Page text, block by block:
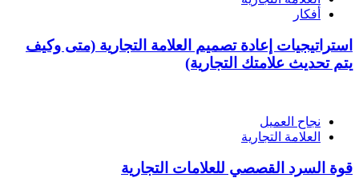
أفكار
استراتيجيات إعادة تصميم العلامة التجارية (متى وكيف
يتم تحديث علامتك التجارية)
نجاح العميل
العلامة التجارية
قوة السرد القصصي للعلامات التجارية